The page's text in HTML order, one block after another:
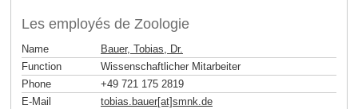
Les employés de Zoologie
Name
Bauer, Tobias, Dr.
Function
Wissenschaftlicher Mitarbeiter
Phone
+49 721 175 2819
E-Mail
tobias.bauer[at]smnk.de